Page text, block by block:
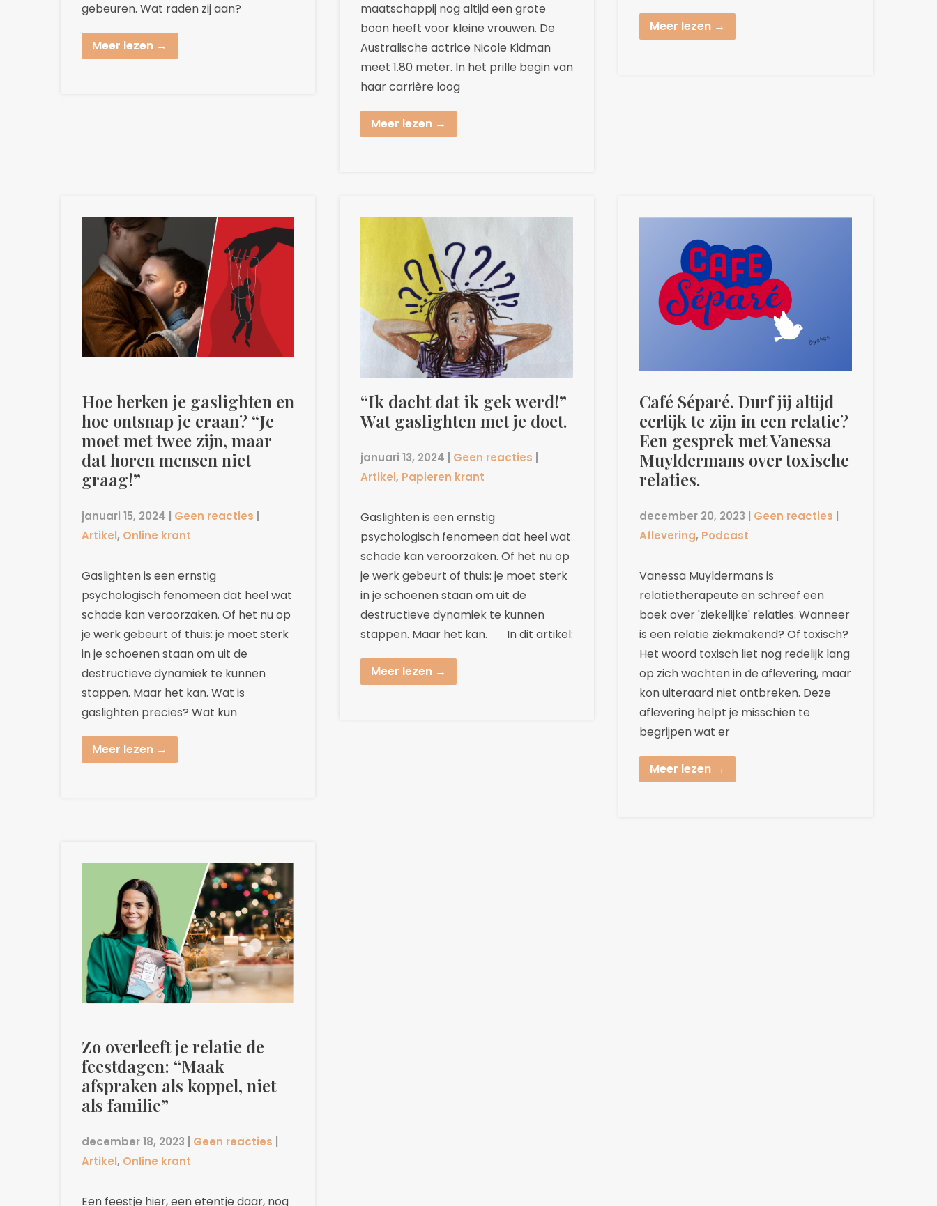
gebeuren. Wat raden zij aan?
Meer lezen →
maatschappij nog altijd een grote
boon heeft voor kleine vrouwen. De
Australische actrice Nicole Kidman
meet 1.80 meter. In het prille begin van
haar carrière loog
Meer lezen →
Meer lezen →
Hoe herken je gaslighten en
hoe ontsnap je eraan? “Je
moet met twee zijn, maar
dat horen mensen niet
graag!”
januari 15, 2024 Geen reacties
Artikel, Online krant
Gaslighten is een ernstig
psychologisch fenomeen dat heel wat
schade kan veroorzaken. Of het nu op
je werk gebeurt of thuis: je moet sterk
in je schoenen staan om uit de
destructieve dynamiek te kunnen
stappen. Maar het kan. Wat is
gaslighten precies? Wat kun
Meer lezen →
“Ik dacht dat ik gek werd!”
Wat gaslighten met je doet.
januari 13, 2024 Geen reacties
Artikel, Papieren krant
Gaslighten is een ernstig
psychologisch fenomeen dat heel wat
schade kan veroorzaken. Of het nu op
je werk gebeurt of thuis: je moet sterk
in je schoenen staan om uit de
destructieve dynamiek te kunnen
stappen. Maar het kan. In dit artikel:
Meer lezen →
Café Séparé. Durf jij altijd
eerlijk te zijn in een relatie?
Een gesprek met Vanessa
Muyldermans over toxische
relaties.
december 20, 2023 Geen reacties
Aflevering, Podcast
Vanessa Muyldermans is
relatietherapeute en schreef een
boek over 'ziekelijke' relaties. Wanneer
is een relatie ziekmakend? Of toxisch?
Het woord toxisch liet nog redelijk lang
op zich wachten in de aflevering, maar
kon uiteraard niet ontbreken. Deze
aflevering helpt je misschien te
begrijpen wat er
Meer lezen →
Zo overleeft je relatie de
feestdagen: “Maak
afspraken als koppel, niet
als familie”
december 18, 2023 Geen reacties
Artikel, Online krant
Een feestje hier, een etentje daar, nog